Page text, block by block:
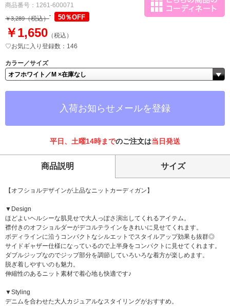
商品番号： 1261-600071
￥3,289（税込） 50％OFF
￥1,650 （税込）
♡お気に入り登録数：146
カラー／サイズ
入荷お知らせメールを登録
平日、土曜14時までのご注文は当日発送
商品説明 サイズ
【オフショルデザインが上品なニットカーディガン】
▼Design
ほどよいヘルシーな肌見せで大人っぽさ演出してくれるアイテム。
襟付きのオフショルダーがデコルテラインをきれいに見せてくれます。
ボディラインに沿うコンパクトなシルエットでスタイルアップ効果も抜群◎
サイドギャザー仕様になっているので上半身をコンパクトに見せてくれます。
ダブルジップなのでジップ部分を調節していろいろな着方が楽しめます。
脱ぎ着しやすいのも魅力。
伸縮性のあるニット素材で着心地も快適です♪
▼Styling
デニムを合わせた大人カジュアルなスタイリングがおすすめ。